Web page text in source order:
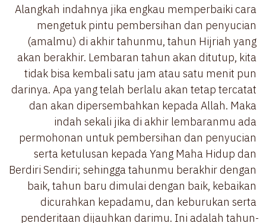
Alangkah indahnya jika engkau memperbaiki cara
mengetuk pintu pembersihan dan penyucian
(amalmu) di akhir tahunmu, tahun Hijriah yang
akan berakhir. Lembaran tahun akan ditutup, kita
tidak bisa kembali satu jam atau satu menit pun
darinya. Apa yang telah berlalu akan tetap tercatat
dan akan dipersembahkan kepada Allah. Maka
indah sekali jika di akhir lembaranmu ada
permohonan untuk pembersihan dan penyucian
serta ketulusan kepada Yang Maha Hidup dan
Berdiri Sendiri; sehingga tahunmu berakhir dengan
baik, tahun baru dimulai dengan baik, kebaikan
dicurahkan kepadamu, dan keburukan serta
penderitaan dijauhkan darimu. Ini adalah tahun-